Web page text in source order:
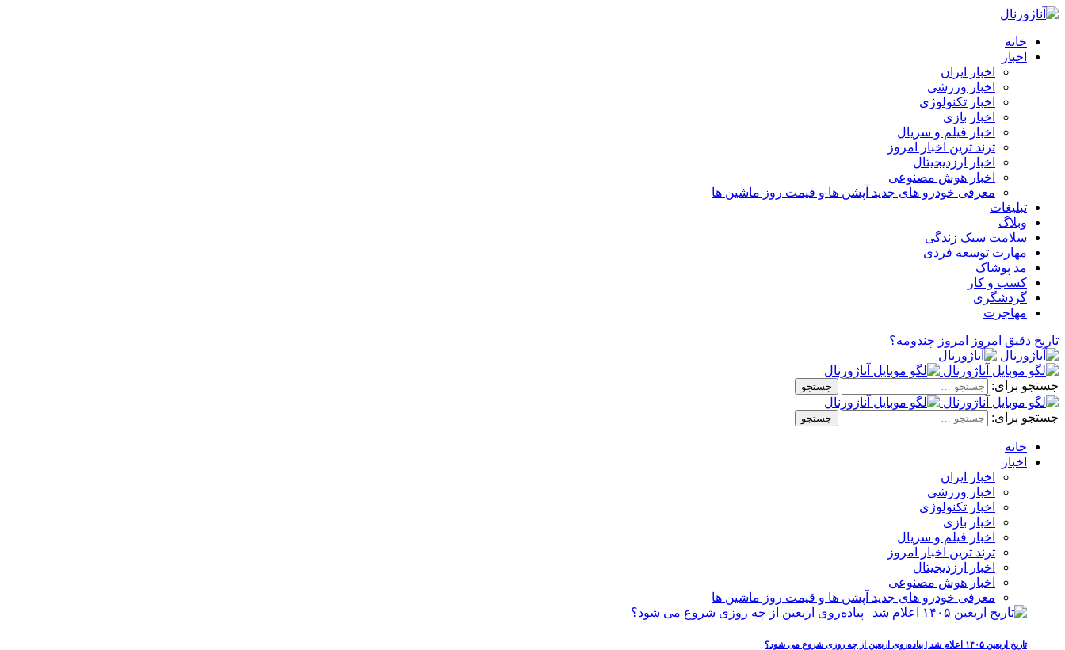
خانه
اخبار
اخبار ایران
اخبار ورزشی
اخبار تکنولوژی
اخبار بازی
اخبار فیلم و سریال
ترند ترین اخبار امروز
اخبار ارزدیجیتال
اخبار هوش مصنوعی
معرفی خودرو های جدید آپشن‌ ها و قیمت روز ماشین‌ ها
تبلیغات
وبلاگ
سلامت سبک زندگی
مهارت توسعه فردی
مد پوشاک
کسب و کار
گردشگری
مهاجرت
تاریخ دقیق امروز امروز چندومه؟
جستجو برای:
جستجو برای:
خانه
اخبار
اخبار ایران
اخبار ورزشی
اخبار تکنولوژی
اخبار بازی
اخبار فیلم و سریال
ترند ترین اخبار امروز
اخبار ارزدیجیتال
اخبار هوش مصنوعی
معرفی خودرو های جدید آپشن‌ ها و قیمت روز ماشین‌ ها
تاریخ اربعین ۱۴۰۵ اعلام شد | پیاده‌روی اربعین از چه روزی شروع می‌ شود؟